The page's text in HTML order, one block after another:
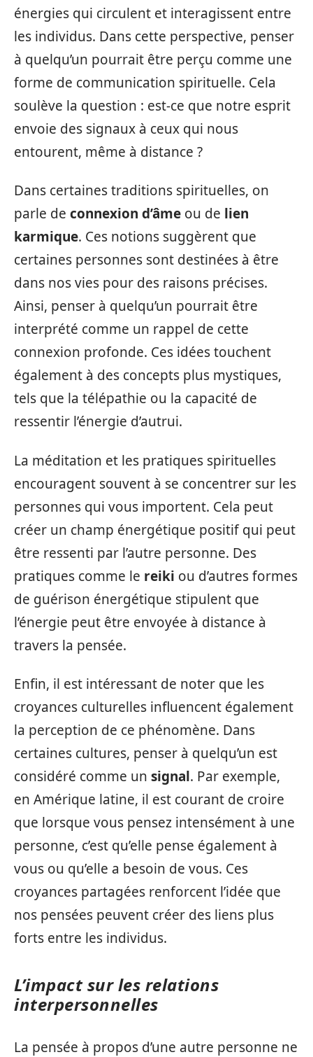
énergies qui circulent et interagissent entre
les individus. Dans cette perspective, penser
à quelqu’un pourrait être perçu comme une
forme de communication spirituelle. Cela
soulève la question : est-ce que notre esprit
envoie des signaux à ceux qui nous
entourent, même à distance ?
Dans certaines traditions spirituelles, on
parle de connexion d’âme ou de lien
karmique. Ces notions suggèrent que
certaines personnes sont destinées à être
dans nos vies pour des raisons précises.
Ainsi, penser à quelqu’un pourrait être
interprété comme un rappel de cette
connexion profonde. Ces idées touchent
également à des concepts plus mystiques,
tels que la télépathie ou la capacité de
ressentir l’énergie d’autrui.
La méditation et les pratiques spirituelles
encouragent souvent à se concentrer sur les
personnes qui vous importent. Cela peut
créer un champ énergétique positif qui peut
être ressenti par l’autre personne. Des
pratiques comme le reiki ou d’autres formes
de guérison énergétique stipulent que
l’énergie peut être envoyée à distance à
travers la pensée.
Enfin, il est intéressant de noter que les
croyances culturelles influencent également
la perception de ce phénomène. Dans
certaines cultures, penser à quelqu’un est
considéré comme un signal. Par exemple,
en Amérique latine, il est courant de croire
que lorsque vous pensez intensément à une
personne, c’est qu’elle pense également à
vous ou qu’elle a besoin de vous. Ces
croyances partagées renforcent l’idée que
nos pensées peuvent créer des liens plus
forts entre les individus.
L’impact sur les relations
interpersonnelles
La pensée à propos d’une autre personne ne